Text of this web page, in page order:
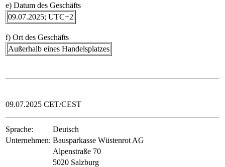
e) Datum des Geschäfts
09.07.2025; UTC+2
f) Ort des Geschäfts
Außerhalb eines Handelsplatzes
09.07.2025 CET/CEST
Sprache:
Deutsch
Unternehmen: Bausparkasse Wüstenrot AG
Alpenstraße 70
5020 Salzburg